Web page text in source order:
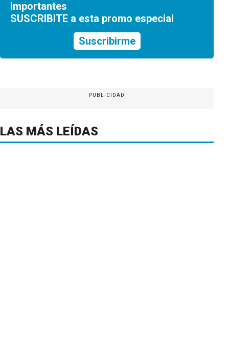
importantes
SUSCRIBITE a esta promo especial
Suscribirme
PUBLICIDAD
LAS MÁS LEÍDAS